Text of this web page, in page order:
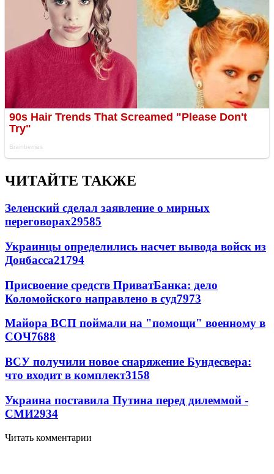
ЧИТАЙТЕ ТАКЖЕ
Зеленский сделал заявление о мирных
переговорах29585
Украинцы определились насчет вывода войск из
Донбасса21794
Присвоение средств ПриватБанка: дело
Коломойского направлено в суд7973
Майора ВСП поймали на "помощи" военному в
СОЧ7688
ВСУ получили новое снаряжение Бундесвера:
что входит в комплект3158
Украина поставила Путина перед дилеммой -
СМИ2934
Читать комментарии